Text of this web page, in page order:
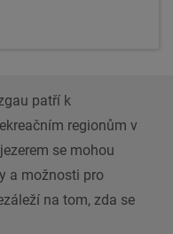
patří k
regionům v
se mohou
a možnosti pro
na tom, zda se